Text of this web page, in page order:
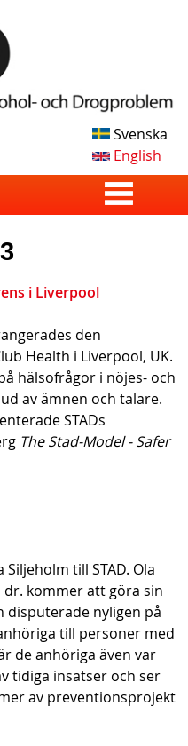
Svenska
English
i Liverpool
den
Health i Liverpool, UK.
hälsofrågor i nöjes- och
av ämnen och talare.
STADs
The Stad-Model - Safer
till STAD. Ola
dr. kommer att göra sin
disputerade nyligen på
till personer med
de anhöriga även var
tidiga insatser och ser
av preventionsprojekt